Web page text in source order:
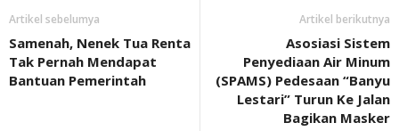
Artikel sebelumya
Samenah, Nenek Tua Renta
Tak Pernah Mendapat
Bantuan Pemerintah
Artikel berikutnya
Asosiasi Sistem
Penyediaan Air Minum
(SPAMS) Pedesaan “Banyu
Lestari” Turun Ke Jalan
Bagikan Masker